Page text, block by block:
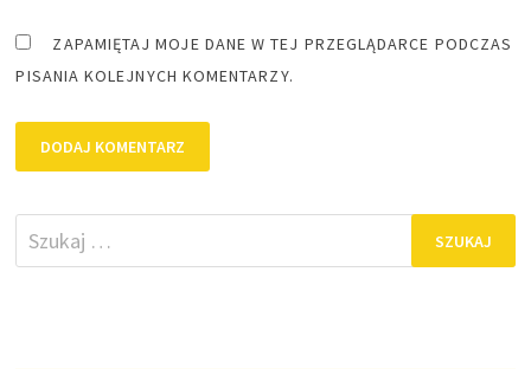
ZAPAMIĘTAJ MOJE DANE W TEJ PRZEGLĄDARCE PODCZAS
PISANIA KOLEJNYCH KOMENTARZY.
Szukaj: